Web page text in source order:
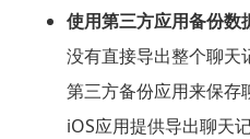
使用第三方应用备份数
没有直接导出整个聊天
第三方备份应用来保
iOS应用提供导出聊天